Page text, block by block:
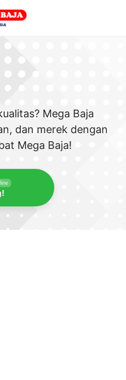
Mega Baja
dan merek dengan
Mega Baja!